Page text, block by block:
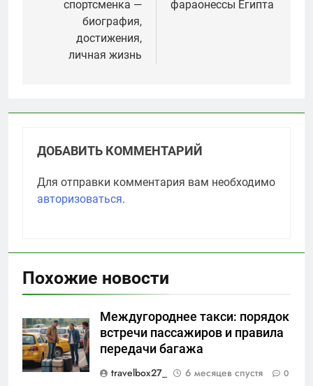
спортсменка —
биография,
достижения,
личная жизнь
фараонессы Египта
ДОБАВИТЬ КОММЕНТАРИЙ
Для отправки комментария вам необходимо
авторизоваться.
Похожие новости
Междугороднее такси: порядок
встречи пассажиров и правила
передачи багажа
travelbox27_
6 месяцев спустя 0